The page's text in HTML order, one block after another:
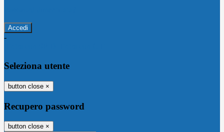
-
Seleziona utente
button close ×
Recupero password
button close ×